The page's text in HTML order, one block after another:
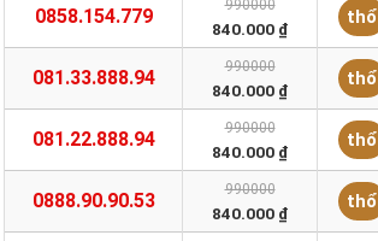
0858.154.779 990000
840.000 ₫
thổ
081.33.888.94 990000
840.000 ₫
thổ
081.22.888.94 990000
840.000 ₫
thổ
0888.90.90.53 990000
840.000 ₫
thổ